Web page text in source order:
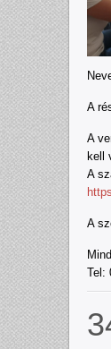
A
A
kell
A
A
Tel: